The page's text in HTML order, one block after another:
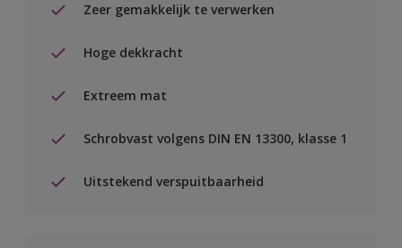
Zeer gemakkelijk te verwerken
Hoge dekkracht
Extreem mat
Schrobvast volgens DIN EN 13300, klasse 1
Uitstekend verspuitbaarheid